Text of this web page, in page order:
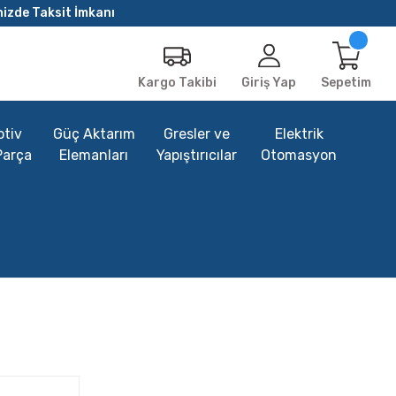
Taksit İmkanı
Kargo Takibi Giriş Yap Sepetim
Güç Aktarım
Elemanları
Gresler ve
Yapıştırıcılar
Elektrik
Otomasyon